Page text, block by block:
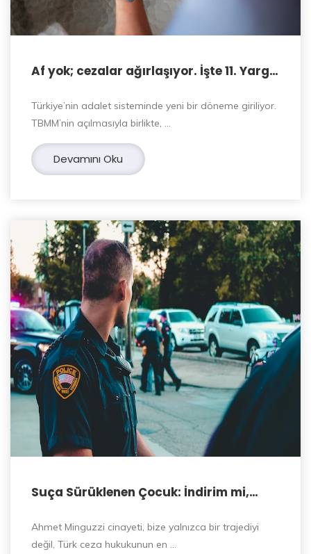
Af yok; cezalar ağırlaşıyor. İşte 11. Yargı
Türkiye’nin adalet sisteminde yeni bir döneme giriliyor.
TBMM’nin açılmasıyla birlikte, …
Devamını Oku
Suça Sürüklenen Çocuk: İndirim mi,
Ahmet Minguzzi cinayeti, bize yalnızca bir trajediyi
değil, Türk ceza hukukunun en …